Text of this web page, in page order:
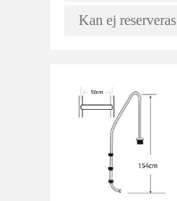
Kan ej reserveras